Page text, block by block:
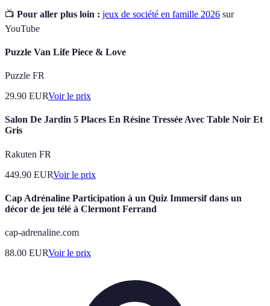
📺 Pour aller plus loin : jeux de société en famille 2026 sur
YouTube
Puzzle Van Life Piece & Love
Puzzle FR
29.90 EURVoir le prix
Salon De Jardin 5 Places En Résine Tressée Avec Table Noir Et
Gris
Rakuten FR
449.90 EURVoir le prix
Cap Adrénaline Participation à un Quiz Immersif dans un
décor de jeu télé à Clermont Ferrand
cap-adrenaline.com
88.00 EURVoir le prix